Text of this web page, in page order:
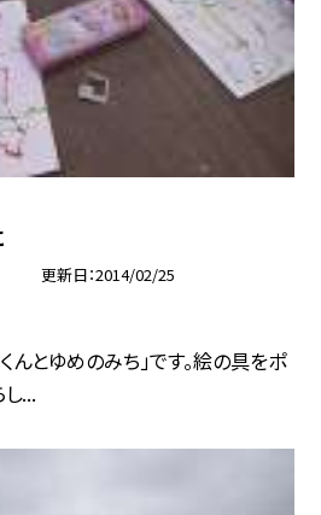
更新日 2014/02/25
んとゆめのみち」です。絵の具をポ
...